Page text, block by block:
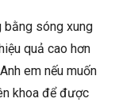
bằng sóng xung
quả cao hơn
em nếu muốn
khoa để được